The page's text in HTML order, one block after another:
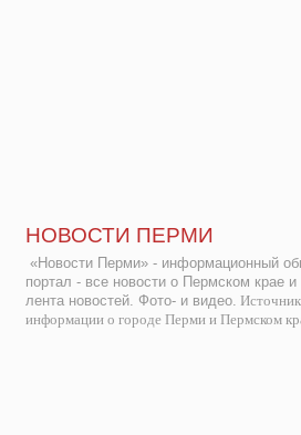
НОВОСТИ ПЕРМИ
«Новости Перми» - информационный
портал - все новости о Пермском крае
лента новостей. Фото- и видео.
информации о городе Перми и Пермском